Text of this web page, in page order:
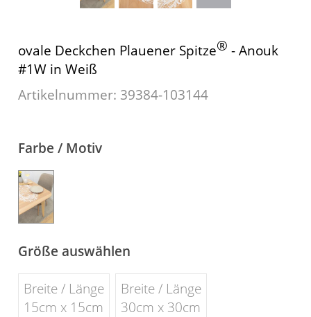
Stoffe
ovale Deckchen Plauener Spitze® - Anouk
#1W in Weiß
Artikelnummer: 39384-103144
Farbe / Motiv
Größe auswählen
Breite / Länge
15cm x 15cm
Breite / Länge
30cm x 30cm